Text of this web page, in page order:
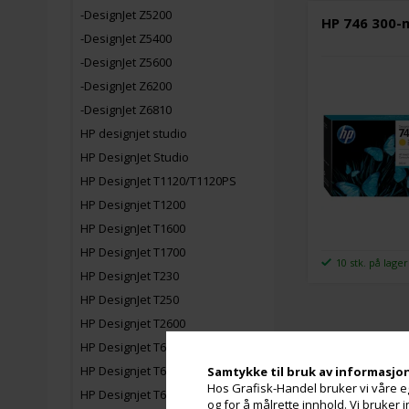
Samtykke til bruk av
Hos Grafisk-Handel bruker vi våre
og for å målrette innhold. Vi
-DesignJet Z5200
-DesignJet Z5400
-DesignJet Z5600
-DesignJet Z6200
-DesignJet Z6810
HP designjet studio
HP DesignJet Studio
HP DesignJet T1120/T1120PS
HP Designjet T1200
HP DesignJet T1600
HP DesignJet T1700
HP DesignJet T230
HP DesignJet T250
HP Designjet T2600
HP DesignJet T610
HP Designjet T620
HP Designjet T630
HP 746
10 stk. på lager